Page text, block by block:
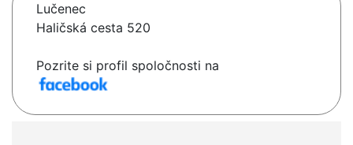
Lučenec
Haličská cesta 520
Pozrite si profil spoločnosti na